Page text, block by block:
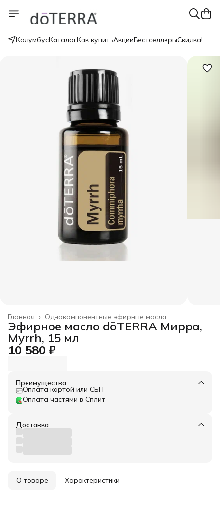
КолумбусКаталогКак купитьАкцииБестселлерыСкидка!
Однокомпонентные эфирные масла
Главная ›
Эфирное масло dōTERRA Мирра,
Myrrh, 15 мл
10 580 ₽
Преимущества
Оплата картой или СБП
Оплата частями в Сплит
Доставка
О товаре Характеристики